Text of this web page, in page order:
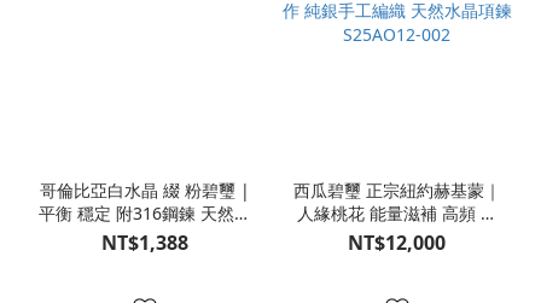
哥倫比亞白水晶 綴 粉碧璽 |
平衡 穩定 附316鋼鍊 天然原
礦項鍊 S25AQ07-004
NT$1,388
西瓜碧璽 正宗紐約赫基蒙｜
人緣桃花 能量滋補 高頻 閃
耀 圖桑帶回 荷蘭藝術家
Richard製作 純銀手工編織
NT$12,000